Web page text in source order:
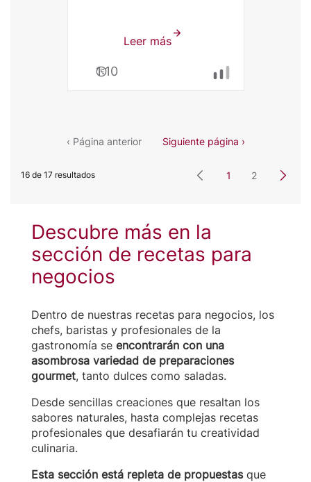
Leer mássobre
1:10
16 de 17 resultados
‹ Página anterior Siguiente página ›
1 2
Descubre más en la
sección de recetas para
negocios
Dentro de nuestras recetas para negocios, los
chefs, baristas y profesionales de la
gastronomía se encontrarán con una
asombrosa variedad de preparaciones
gourmet, tanto dulces como saladas.
Desde sencillas creaciones que resaltan los
sabores naturales, hasta complejas recetas
profesionales que desafiarán tu creatividad
culinaria.
Esta sección está repleta de propuestasque